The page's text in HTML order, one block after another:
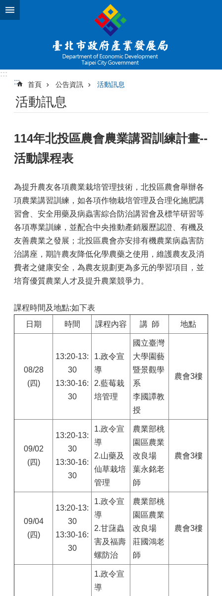
跳到主要內容區塊
:::
:::
首頁 公告資訊 活動訊息
活動訊息
114年北投區農會農業講習訓練計畫--
活動課程表
為提升農友各項農業栽培管理技術，北投區農會舉辦各
項農業講習訓練，如各項作物栽培管理及合理化施肥講
習會、安全用藥及病蟲害綜合防治講習會及標竿研習等
各項專業訓練，並配合中央推動產銷履歷認證、有機及
友善農業之發展；北投區農會亦安排有機農業病蟲害防
治講座，期許農友降低化學農藥之使用，維護農友及消
費者之健康安全，為農友規劃更為多元的學習項目，並
培育優質農業人才及提升農業競爭力。
課程時間及地點:如下表
日期
時間 課程內容 講 師 地點
08/28
(四)
13:20-13:
30
13:30-16:
30
1.政令宣
導
2.藍莓栽
培管理
國立臺灣
大學園藝
暨景觀學
系
李國譚教
授
農會3樓
09/02
(四)
13:20-13:
30
13:30-16:
30
1.政令宣
導
2.山藥及
仙草栽培
管理
農業部桃
園區農業
改良場
葉永銘老
師
農會3樓
09/04
(四)
13:20-13:
30
13:30-16:
30
1.政令宣
導
2.甘藷蟲
害及福壽
螺防治
農業部桃
園區農業
改良場
莊國鴻老
師
農會3樓
1.政令宣
導